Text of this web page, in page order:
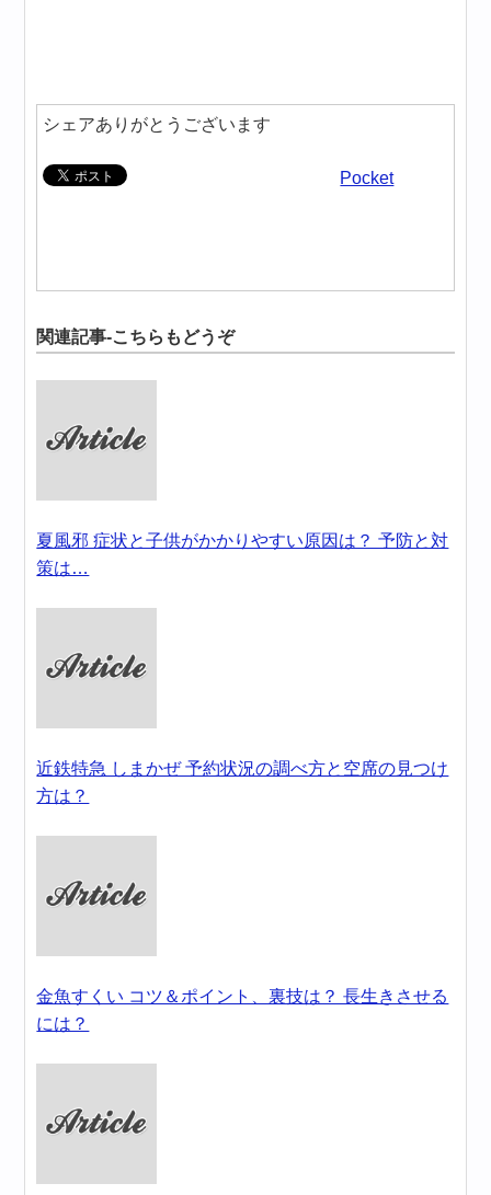
シェアありがとうございます
Pocket
関連記事-こちらもどうぞ
夏風邪 症状と子供がかかりやすい原因は？ 予防と対
策は…
近鉄特急 しまかぜ 予約状況の調べ方と空席の見つけ
方は？
金魚すくい コツ＆ポイント、裏技は？ 長生きさせる
には？